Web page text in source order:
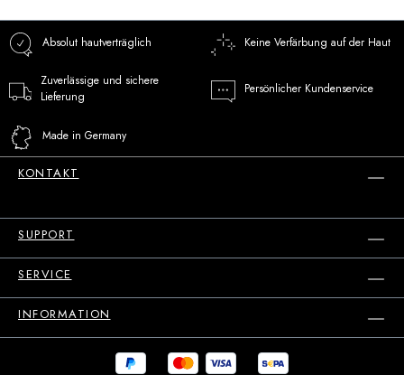
Absolut hautverträglich Keine Verfärbung auf der Haut
Zuverlässige und sichere
Lieferung
Persönlicher Kundenservice
Made in Germany
KONTAKT
SUPPORT
SERVICE
INFORMATION